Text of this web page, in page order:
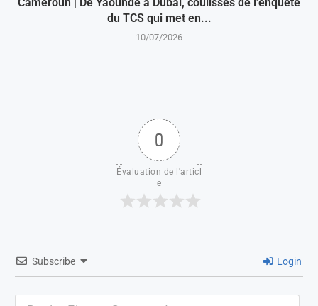
Cameroun | De Yaoundé à Dubaï, coulisses de l’enquête
du TCS qui met en...
10/07/2026
0
Évaluation de l'articl
e
Subscribe Login